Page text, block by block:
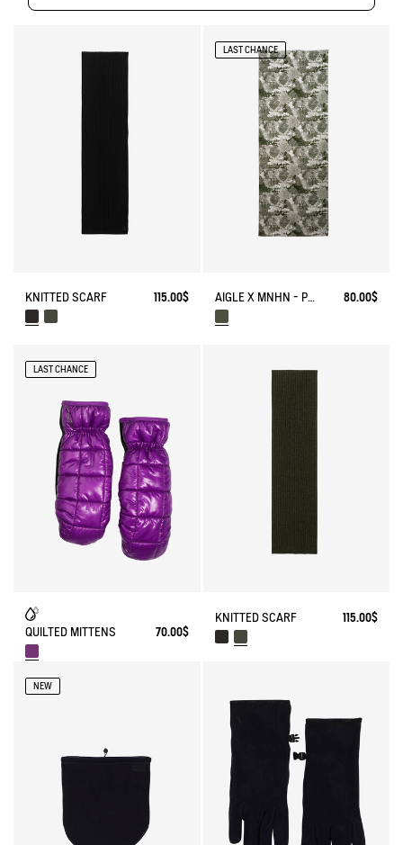
KNITTED SCARF 115.00$
LAST CHANCE
AIGLE X MNHN - PRINTED SCARF 80.00$
LAST CHANCE
QUILTED MITTENS 70.00$
KNITTED SCARF 115.00$
NEW